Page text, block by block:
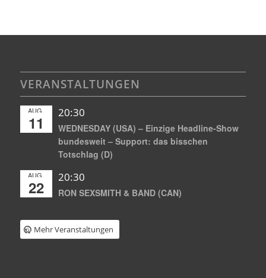
VERANSTALTUNGEN
AUG.
11
20:30
WEDNESDAY (USA) – Einzige Headline-Show
bundesweit – Support: das bisschen
Totschlag (D)
AUG.
22
20:30
RON SEXSMITH & BAND (CAN)
Mehr Veranstaltungen